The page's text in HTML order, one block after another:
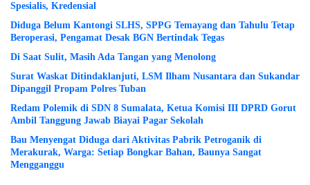
Spesialis, Kredensial
Diduga Belum Kantongi SLHS, SPPG Temayang dan Tahulu Tetap
Beroperasi, Pengamat Desak BGN Bertindak Tegas
Di Saat Sulit, Masih Ada Tangan yang Menolong
Surat Waskat Ditindaklanjuti, LSM Ilham Nusantara dan Sukandar
Dipanggil Propam Polres Tuban
Redam Polemik di SDN 8 Sumalata, Ketua Komisi III DPRD Gorut
Ambil Tanggung Jawab Biayai Pagar Sekolah
Bau Menyengat Diduga dari Aktivitas Pabrik Petroganik di
Merakurak, Warga: Setiap Bongkar Bahan, Baunya Sangat
Mengganggu